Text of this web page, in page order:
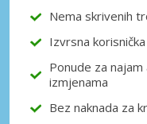
Nema skrivenih
Izvrsna
Ponude za
izmjenama
Bez naknada za